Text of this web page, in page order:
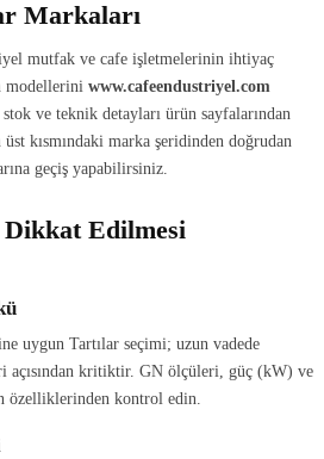
Markaları
mutfak ve cafe işletmelerinin ihtiyaç
modellerini www.cafeendustriyel.com
ve teknik detayları ürün sayfalarından
kısmındaki marka şeridinden doğrudan
geçiş yapabilirsiniz.
Dikkat Edilmesi
uygun Tartılar seçimi; uzun vadede
kritiktir. GN ölçüleri, güç (kW) ve
özelliklerinden kontrol edin.